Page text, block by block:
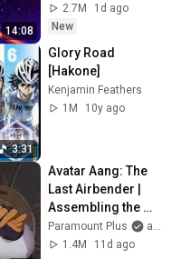
14:08
2.7M
1d ago
New
3:31
Glory Road
[Hakone]
Kenjamin Feathers
1M
10y ago
Avatar Aang: The
Last Airbender |
Assembling the
Gaang |
Paramount+
Paramount Plus
and Avatar Legends
1.4M
11d ago